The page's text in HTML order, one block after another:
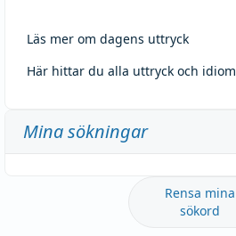
Läs mer om dagens uttryck
Här hittar du alla uttryck och idiom
Mina sökningar
Rensa mina
sökord